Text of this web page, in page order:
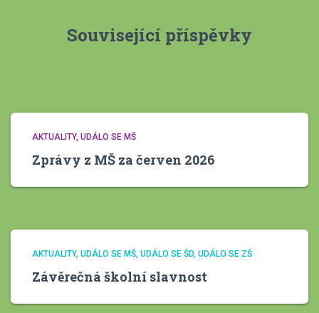
Související příspěvky
AKTUALITY UDÁLO SE MŠ
Zprávy z MŠ za červen 2026
AKTUALITY UDÁLO SE MŠ UDÁLO SE ŠD UDÁLO SE ZŠ
Závěrečná školní slavnost